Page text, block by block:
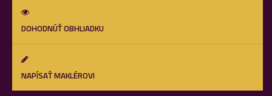
DOHODNÚŤ OBHLIADKU
NAPÍSAŤ MAKLÉROVI